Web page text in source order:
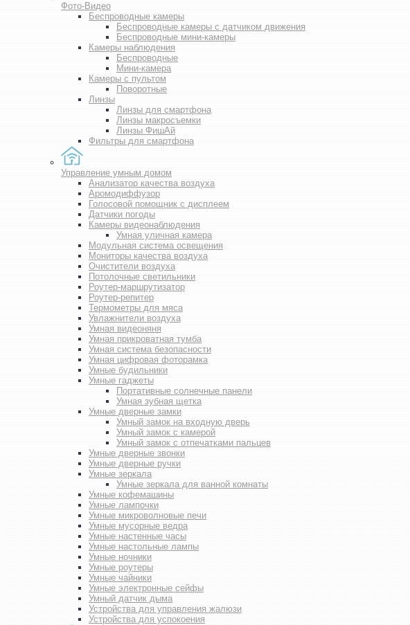
Фото-Видео
Беспроводные камеры
Беспроводные камеры с датчиком движения
Беспроводные мини-камеры
Камеры наблюдения
Беспроводные
Мини-камера
Камеры с пультом
Поворотные
Линзы
Линзы для смартфона
Линзы макросъемки
Линзы ФишАй
Фильтры для смартфона
Управление умным домом
Анализатор качества воздуха
Аромодиффузор
Голосовой помощник с дисплеем
Датчики погоды
Камеры видеонаблюдения
Умная уличная камера
Модульная система освещения
Мониторы качества воздуха
Очистители воздуха
Потолочные светильники
Роутер-маршрутизатор
Роутер-репитер
Термометры для мяса
Увлажнители воздуха
Умная видеоняня
Умная прикроватная тумба
Умная система безопасности
Умная цифровая фоторамка
Умные будильники
Умные гаджеты
Портативные солнечные панели
Умная зубная щетка
Умные дверные замки
Умный замок на входную дверь
Умный замок с камерой
Умный замок с отпечатками пальцев
Умные дверные звонки
Умные дверные ручки
Умные зеркала
Умные зеркала для ванной комнаты
Умные кофемашины
Умные лампочки
Умные микроволновые печи
Умные мусорные ведра
Умные настенные часы
Умные настольные лампы
Умные ночники
Умные роутеры
Умные чайники
Умные электронные сейфы
Умный датчик дыма
Устройства для управления жалюзи
Устройства для успокоения